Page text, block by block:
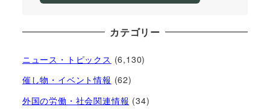
カテゴリー
ニュース・トピックス (6,130)
催し物・イベント情報 (62)
外国の労働・社会関連情報 (34)